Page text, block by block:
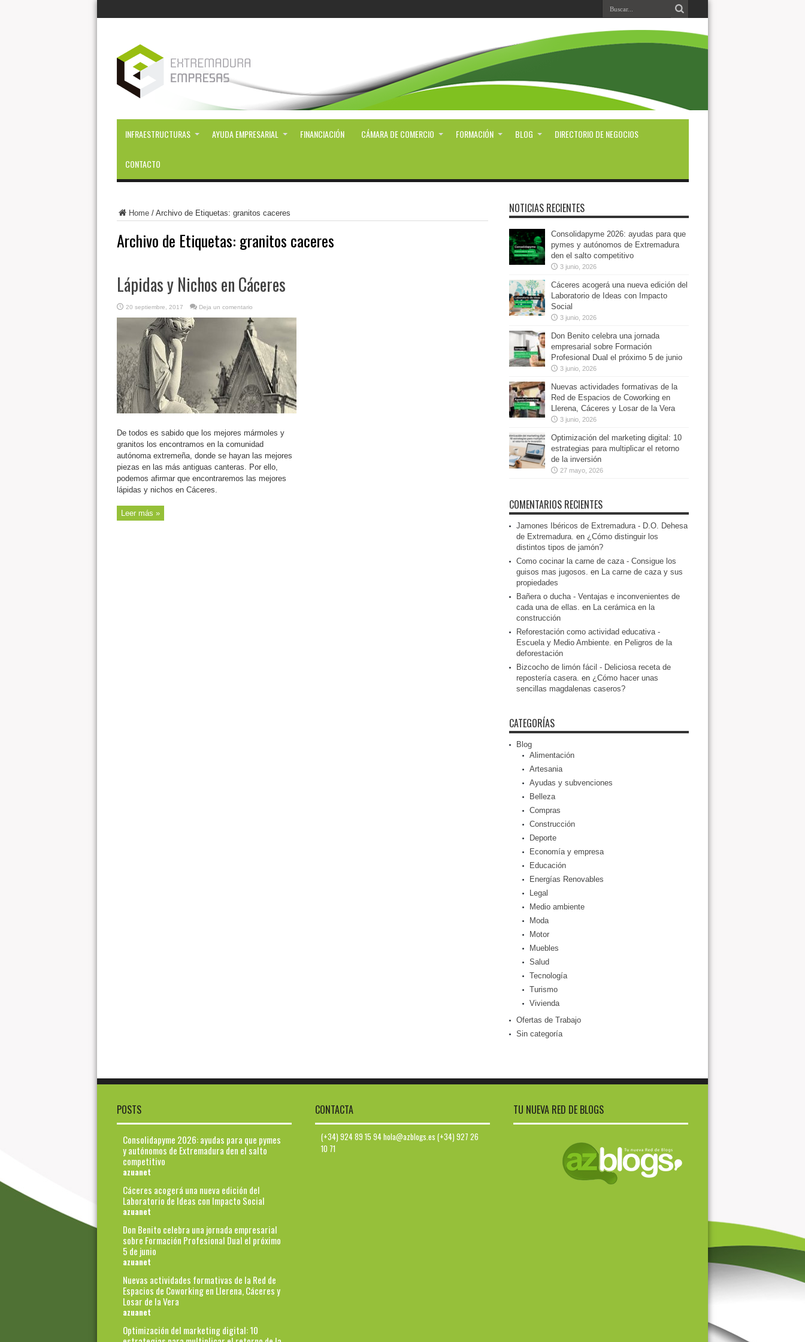
INFRAESTRUCTURAS AYUDA EMPRESARIAL FINANCIACIÓN CÁMARA DE COMERCIO FORMACIÓN BLOG DIRECTORIO DE NEGOCIOS
CONTACTO
Home/ Archivo de Etiquetas: granitos caceres
Archivo de Etiquetas: granitos caceres
Lápidas y Nichos en Cáceres
20 septiembre, 2017 Deja un comentario
De todos es sabido que los mejores mármoles y
granitos los encontramos en la comunidad
autónoma extremeña, donde se hayan las mejores
piezas en las más antiguas canteras. Por ello,
podemos afirmar que encontraremos las mejores
lápidas y nichos en Cáceres.
Leer más »
NOTICIAS RECIENTES
Consolidapyme 2026: ayudas para que
pymes y autónomos de Extremadura
den el salto competitivo
3 junio, 2026
Cáceres acogerá una nueva edición del
Laboratorio de Ideas con Impacto
Social
3 junio, 2026
Don Benito celebra una jornada
empresarial sobre Formación
Profesional Dual el próximo 5 de junio
3 junio, 2026
Nuevas actividades formativas de la
Red de Espacios de Coworking en
Llerena, Cáceres y Losar de la Vera
3 junio, 2026
Optimización del marketing digital: 10
estrategias para multiplicar el retorno
de la inversión
27 mayo, 2026
COMENTARIOS RECIENTES
Jamones Ibéricos de Extremadura - D.O. Dehesa
de Extremadura. en ¿Cómo distinguir los
distintos tipos de jamón?
Como cocinar la carne de caza - Consigue los
guisos mas jugosos. en La carne de caza y sus
propiedades
Bañera o ducha - Ventajas e inconvenientes de
cada una de ellas. en La cerámica en la
construcción
Reforestación como actividad educativa -
Escuela y Medio Ambiente. en Peligros de la
deforestación
Bizcocho de limón fácil - Deliciosa receta de
repostería casera. en ¿Cómo hacer unas
sencillas magdalenas caseros?
CATEGORÍAS
Blog
Alimentación
Artesania
Ayudas y subvenciones
Belleza
Compras
Construcción
Deporte
Economía y empresa
Educación
Energías Renovables
Legal
Medio ambiente
Moda
Motor
Muebles
Salud
Tecnología
Turismo
Vivienda
Ofertas de Trabajo
Sin categoría
POSTS
Consolidapyme 2026: ayudas para que pymes
y autónomos de Extremadura den el salto
competitivo
azuanet
Cáceres acogerá una nueva edición del
Laboratorio de Ideas con Impacto Social
azuanet
Don Benito celebra una jornada empresarial
sobre Formación Profesional Dual el próximo
5 de junio
azuanet
Nuevas actividades formativas de la Red de
Espacios de Coworking en Llerena, Cáceres y
Losar de la Vera
azuanet
Optimización del marketing digital: 10
CONTACTA
(+34) 924 89 15 94 hola@azblogs.es (+34) 927 26
10 71
TU NUEVA RED DE BLOGS